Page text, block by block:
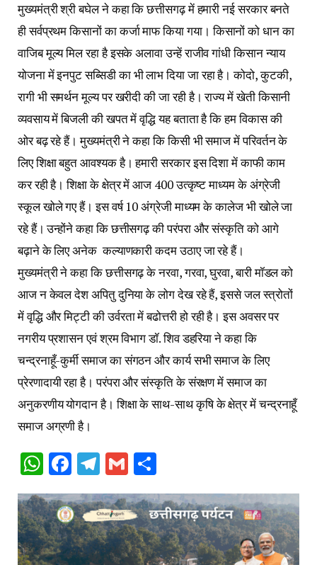
मुख्यमंत्री श्री बघेल ने कहा कि छत्तीसगढ़ में हमारी नई सरकार बनते
ही सर्वप्रथम किसानों का कर्जा माफ किया गया। किसानों को धान का
वाजिब मूल्य मिल रहा है इसके अलावा उन्हें राजीव गांधी किसान न्याय
योजना में इनपुट सब्सिडी का भी लाभ दिया जा रहा है। कोदो, कुटकी,
रागी भी समर्थन मूल्य पर खरीदी की जा रही है। राज्य में खेती किसानी
व्यवसाय में बिजली की खपत में वृद्धि यह बताता है कि हम विकास की
ओर बढ़ रहे हैं। मुख्यमंत्री ने कहा कि किसी भी समाज में परिवर्तन के
लिए शिक्षा बहुत आवश्यक है। हमारी सरकार इस दिशा में काफी काम
कर रही है। शिक्षा के क्षेत्र में आज 400 उत्कृष्ट माध्यम के अंग्रेजी
स्कूल खोले गए हैं। इस वर्ष 10 अंग्रेजी माध्यम के कालेज भी खोले जा
रहे हैं। उन्होंने कहा कि छत्तीसगढ़ की परंपरा और संस्कृति को आगे
बढ़ाने के लिए अनेक कल्याणकारी कदम उठाए जा रहे हैं।
मुख्यमंत्री ने कहा कि छत्तीसगढ़ के नरवा, गरवा, घुरवा, बारी मॉडल को
आज न केवल देश अपितु दुनिया के लोग देख रहे हैं, इससे जल स्त्रोतों
में वृद्धि और मिट्टी की उर्वरता में बढोत्तरी हो रही है। इस अवसर पर
नगरीय प्रशासन एवं श्रम विभाग डॉ. शिव डहरिया ने कहा कि
चन्द्रनाहूँ-कुर्मी समाज का संगठन और कार्य सभी समाज के लिए
प्रेरणादायी रहा है। परंपरा और संस्कृति के संरक्षण में समाज का
अनुकरणीय योगदान है। शिक्षा के साथ-साथ कृषि के क्षेत्र में चन्द्रनाहूँ
समाज अग्रणी है।
WhatsApp
Facebook
Telegram
Gmail